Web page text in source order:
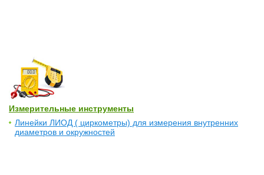
Измерительные инструменты
Линейки ЛИОД ( циркометры) для измерения внутренних
диаметров и окружностей